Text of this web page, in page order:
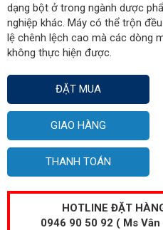
dạng bột ở trong ngành dược
nghiệp khác. Máy có thể trộn
lệ chênh lệch cao mà các dòng
không thực hiện được.
ĐẶT MUA
GIAO HÀNG
THANH TOÁN
HOTLINE ĐẶT
0946 90 50 92 ( Ms